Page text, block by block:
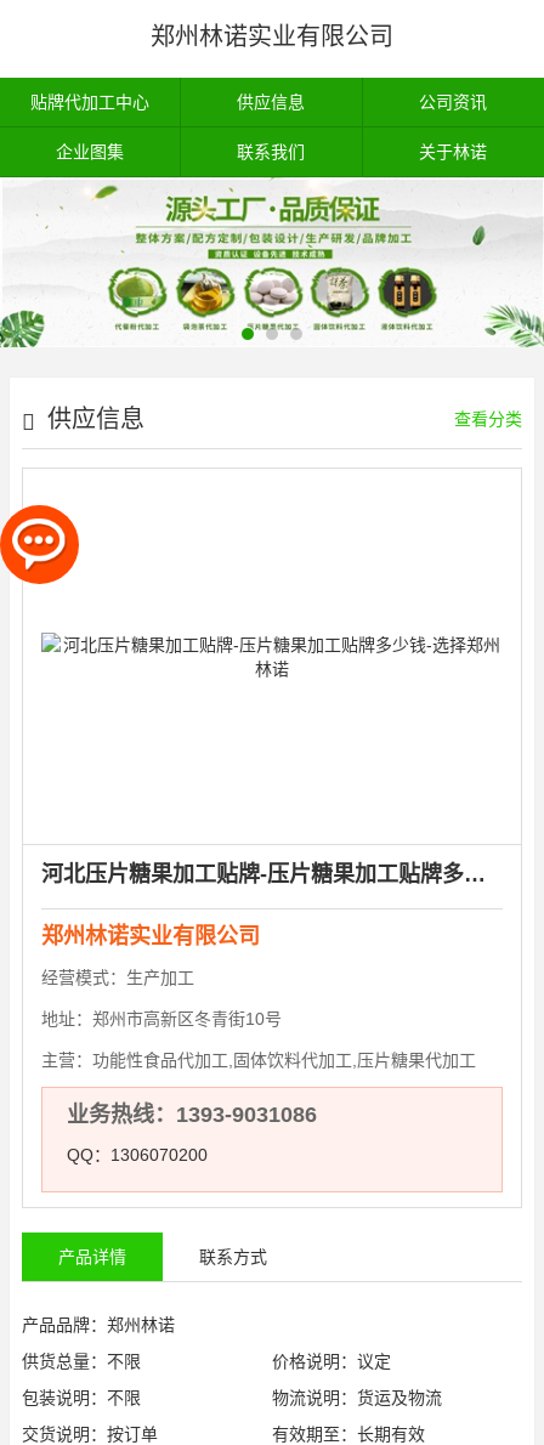
郑州林诺实业有限公司
贴牌代加工中心 供应信息 公司资讯
企业图集 联系我们 关于林诺
供应信息 查看分类
河北压片糖果加工贴牌-压片糖果加工贴牌多少钱-选择郑州林诺
郑州林诺实业有限公司
经营模式： 生产加工
地址： 郑州市高新区冬青街10号
主营： 功能性食品代加工,固体饮料代加工,压片糖果代加工
业务热线：1393-9031086
QQ：1306070200
产品详情 联系方式
产品品牌：郑州林诺
供货总量：不限
价格说明：议定
包装说明：不限
物流说明：货运及物流
交货说明：按订单
有效期至：长期有效